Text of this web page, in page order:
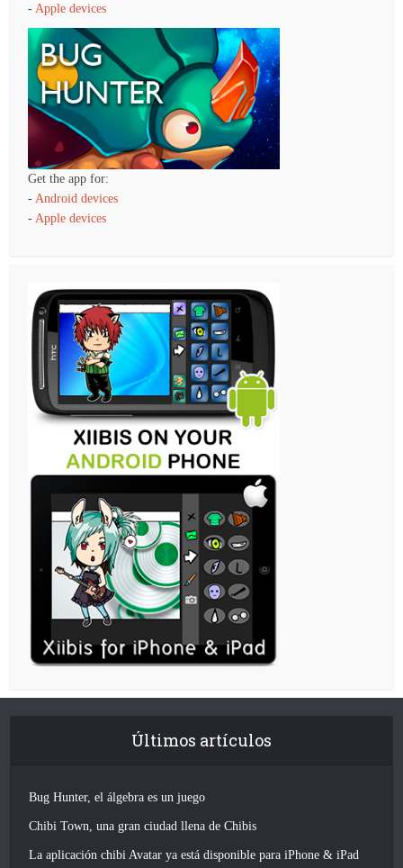
- Apple devices
Get the app for:
-Android devices
-Apple devices
Últimos artículos
Bug Hunter, el álgebra es un juego
Chibi Town, una gran ciudad llena de Chibis
La aplicación chibi Avatar ya está disponible para iPhone & iPad